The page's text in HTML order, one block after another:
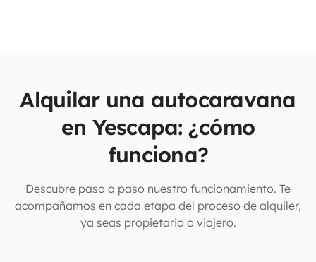
Alquilar una autocaravana
en Yescapa: ¿cómo
funciona?
Descubre paso a paso nuestro funcionamiento. Te
acompañamos en cada etapa del proceso de alquiler,
ya seas propietario o viajero.